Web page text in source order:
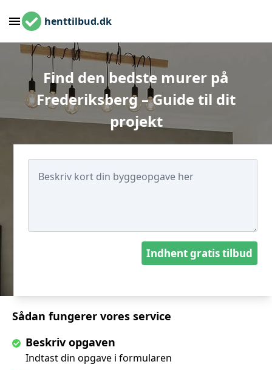
henttilbud.dk
Find den bedste murer på
Frederiksberg – Guide til dit
projekt
Sådan fungerer vores service
Beskriv opgaven
Indtast din opgave i formularen
Indhent gratis tilbud